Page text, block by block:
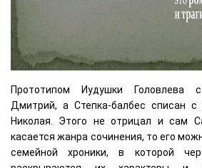
Прототипом Иудушки Головлева
Дмитрий, а Степка-балбес списан с
Николая. Этого не отрицал и сам
касается жанра сочинения, то его
семейной хроники, в которой